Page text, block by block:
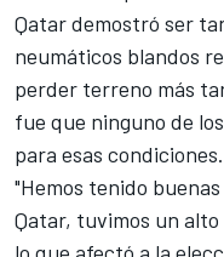
Qatardemostró ser
neumáticos blandos
perder terreno más
fue que ninguno de
para esas condiciones.
"Hemos tenido
Qatar, tuvimos un
lo que afectó a la